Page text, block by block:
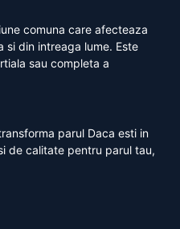
comuna care afecteaza
si din intreaga lume. Este
sau completa a
parul Daca esti in
de calitate pentru parul tau,